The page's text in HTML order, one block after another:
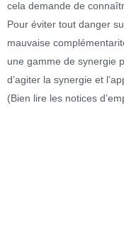
cela demande de
Pour éviter tout danger
mauvaise
une gamme de synergie
d’agiter la synergie et
(Bien lire les notices